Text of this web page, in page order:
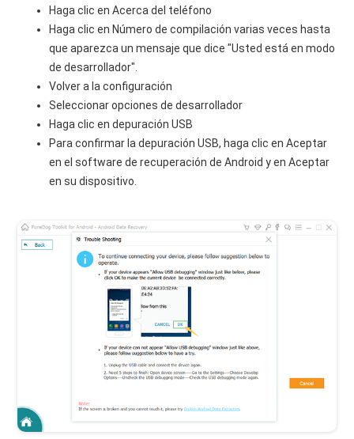
Haga clic en Acerca del teléfono
Haga clic en Número de compilación varias veces hasta
que aparezca un mensaje que dice "Usted está en modo
de desarrollador".
Volver a la configuración
Seleccionar opciones de desarrollador
Haga clic en depuración USB
Para confirmar la depuración USB, haga clic en Aceptar
en el software de recuperación de Android y en Aceptar
en su dispositivo.